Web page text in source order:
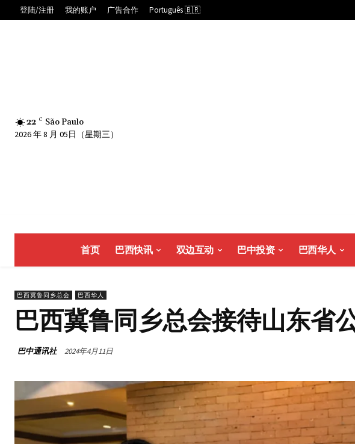
登陆/注册 我的账户 广告合作 Português 🇧🇷
22 C São Paulo
2026 年 8 月 05日（星期三）
首页 巴西快讯 双边互动 巴中投资 巴西华人
巴西冀鲁同乡总会 巴西华人
巴西冀鲁同乡总会接待山东省
巴中通讯社 2024年4月11日